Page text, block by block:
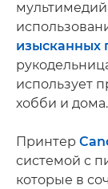
изысканных
использует
хобби и дома.
Принтер
системой с
которые в